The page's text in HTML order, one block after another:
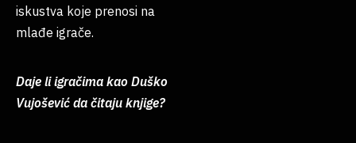
iskustva koje prenosi na
mlađe igrače.
Daje li igračima kao Duško
Vujošević da čitaju knjige?